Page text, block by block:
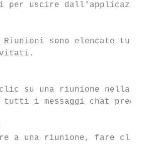
per uscire
Riunioni sono elencate
clic su una riunione nella
tutti i messaggi chat
a una riunione, fare clic